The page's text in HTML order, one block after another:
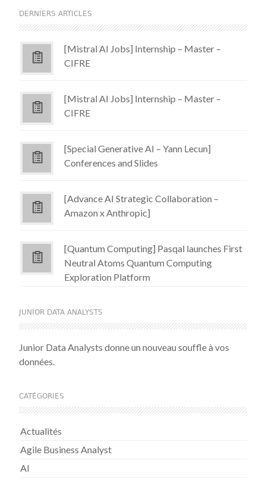
DERNIERS ARTICLES
[Mistral AI Jobs] Internship – Master –
CIFRE
[Mistral AI Jobs] Internship – Master –
CIFRE
[Special Generative AI – Yann Lecun]
Conferences and Slides
[Advance AI Strategic Collaboration –
Amazon x Anthropic]
[Quantum Computing] Pasqal launches First
Neutral Atoms Quantum Computing
Exploration Platform
JUNIOR DATA ANALYSTS
Junior Data Analysts donne un nouveau souffle à vos
données.
CATÉGORIES
Actualités
Agile Business Analyst
AI